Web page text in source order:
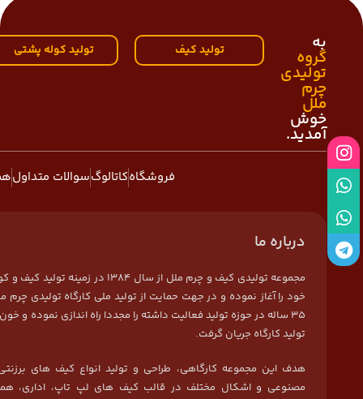
به
گروه
تولیدی
چرم
ملل
خوش
آمدید.
تولید کیف تولید کوله پشتی
فروشگاهکاتالوگسوالات متداول
درباره ما
مجموعه تولیدی کیف و چرم ملل از سال 1384 در
خود را آغاز نموده و در جهت حمایت از تولید ملی کارگاه تولیدی چرم
35 ساله در حوزه تولید فعالیت داشته را مجددا راه اندازی نموده و
تولید کارگاه جریان گرفت.
هدف این مجموعه کارگاهی، طراحی و تولید انواع کیف های
مصنوعی و اشکال مختلف در قالب کیف های لپ تاپ، اداری،